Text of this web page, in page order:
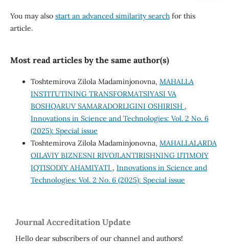
You may also start an advanced similarity searchfor this
article.
Most read articles by the same author(s)
Toshtemirova Zilola Madaminjonovna, MAHALLA
INSTITUTINING TRANSFORMATSIYASI VA
BOSHQARUV SAMARADORLIGINI OSHIRISH ,
Innovations in Science and Technologies: Vol. 2 No. 6
(2025): Special issue
Toshtemirova Zilola Madaminjonovna, MAHALLALARDA
OILAVIY BIZNESNI RIVOJLANTIRISHNING IJTIMOIY
IQTISODIY AHAMIYATI , Innovations in Science and
Technologies: Vol. 2 No. 6 (2025): Special issue
Journal Accreditation Update
Hello dear subscribers of our channel and authors!